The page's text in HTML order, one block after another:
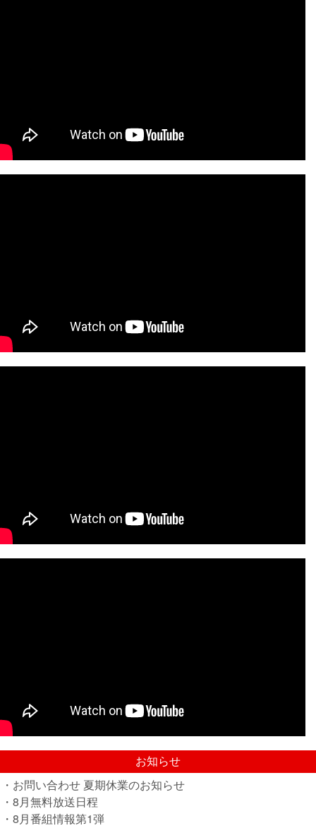
お知らせ
・お問い合わせ 夏期休業のお知らせ
・8月無料放送日程
・8月番組情報第1弾